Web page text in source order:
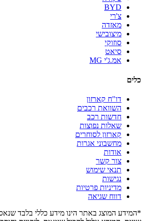
BYD
צ'רי
מאזדה
מיצובישי
סוזוקי
סיאט
אמ.ג'י MG
כלים
דו"ח קארזון
השוואת רכבים
חדשות רכב
שאלות נפוצות
קארזון לסוחרים
מחשבוני אגרות
אודות
צור קשר
תנאי שימוש
נגישות
מדיניות פרטיות
דווח שגיאה
*המידע המוצג באתר הינו מידע כללי בלבד